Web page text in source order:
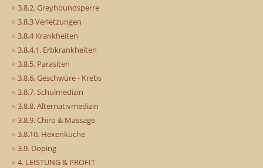
3.8.2. Greyhoundsperre
3.8.3 Verletzungen
3.8.4 Krankheiten
3.8.4.1. Erbkrankheiten
3.8.5. Parasiten
3.8.6. Geschwüre - Krebs
3.8.7. Schulmedizin
3.8.8. Alternativmedizin
3.8.9. Chiro & Massage
3.8.10. Hexenküche
3.9. Doping
4. LEISTUNG & PROFIT